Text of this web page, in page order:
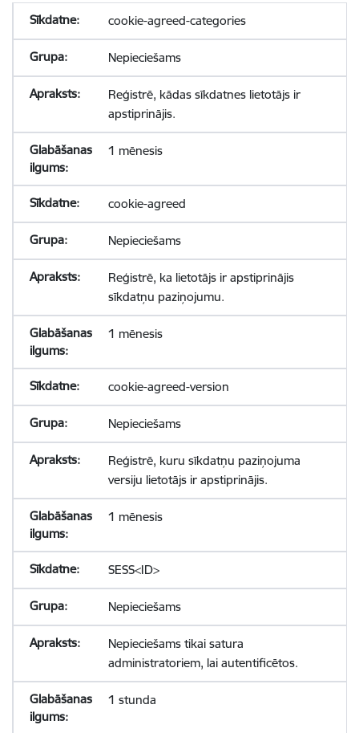
cookie-agreed-categories
Nepieciešams
Reģistrē, kādas sīkdatnes lietotājs ir
apstiprinājis.
1 mēnesis
cookie-agreed
Nepieciešams
Reģistrē, ka lietotājs ir apstiprinājis
sīkdatņu paziņojumu.
1 mēnesis
cookie-agreed-version
Nepieciešams
Reģistrē, kuru sīkdatņu paziņojuma
versiju lietotājs ir apstiprinājis.
1 mēnesis
SESS<ID>
Nepieciešams
Nepieciešams tikai satura
administratoriem, lai autentificētos.
1 stunda